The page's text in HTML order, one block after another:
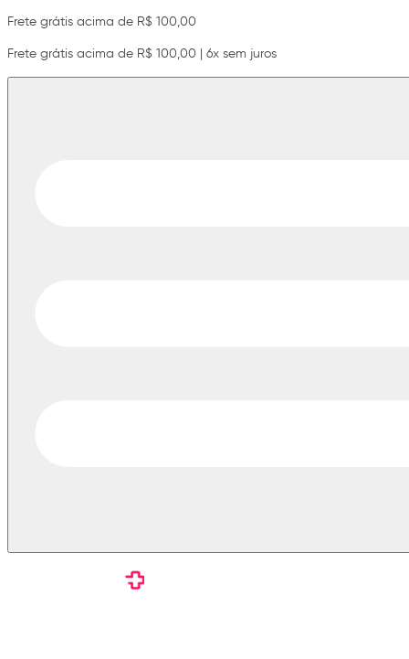
Frete grátis acima de R$ 100,00
Frete grátis acima de R$ 100,00 | 6x sem juros